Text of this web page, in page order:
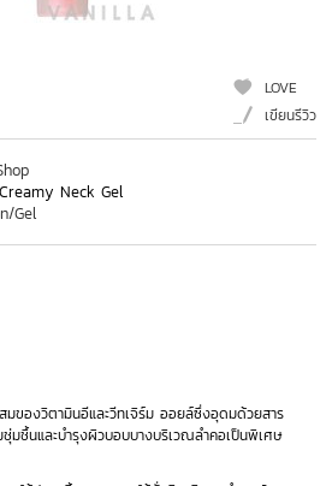
LOVE
เขียนรีวิว
Neck Gel
Gel
ของวิตามินอีและวีทเจิร์ม ออยล์ซึ่งอุดมด้วยสาร
ชื้นและบำรุงผิวบอบบางบริเวณลำคอเป็นพิเศษ